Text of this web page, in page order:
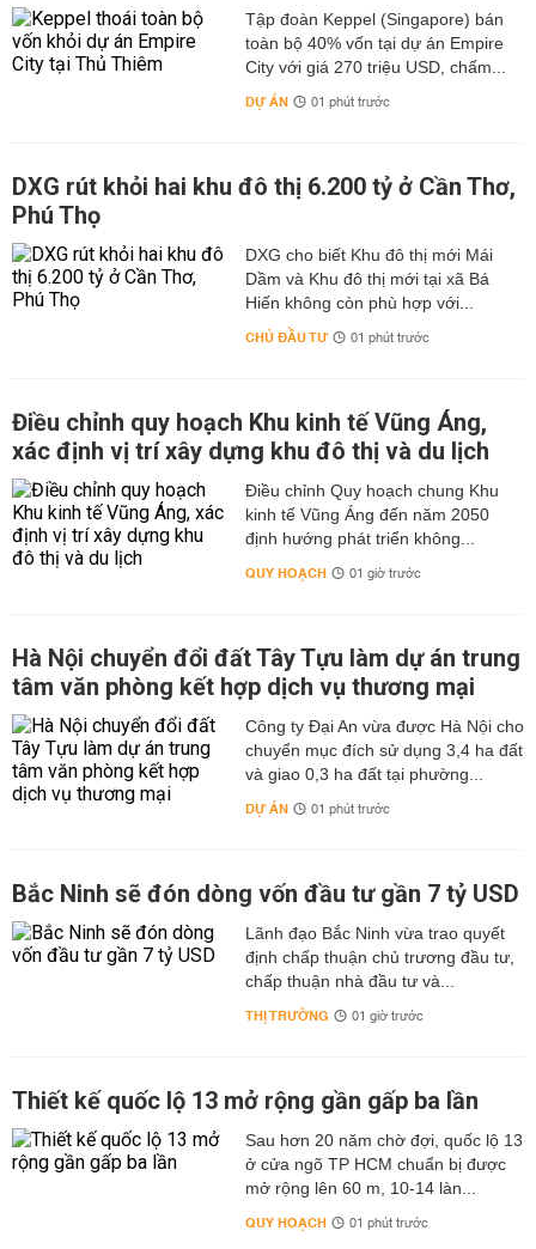
Tập đoàn Keppel (Singapore) bán
toàn bộ 40% vốn tại dự án Empire
City với giá 270 triệu USD, chấm...
DỰ ÁN 01 phút trước
DXG rút khỏi hai khu đô thị 6.200 tỷ ở Cần Thơ,
Phú Thọ
DXG cho biết Khu đô thị mới Mái
Dầm và Khu đô thị mới tại xã Bá
Hiến không còn phù hợp với...
CHỦ ĐẦU TƯ 01 phút trước
Điều chỉnh quy hoạch Khu kinh tế Vũng Áng,
xác định vị trí xây dựng khu đô thị và du lịch
Điều chỉnh Quy hoạch chung Khu
kinh tế Vũng Áng đến năm 2050
định hướng phát triển không...
QUY HOẠCH 01 giờ trước
Hà Nội chuyển đổi đất Tây Tựu làm dự án trung
tâm văn phòng kết hợp dịch vụ thương mại
Công ty Đại An vừa được Hà Nội cho
chuyển mục đích sử dụng 3,4 ha đất
và giao 0,3 ha đất tại phường...
DỰ ÁN 01 phút trước
Bắc Ninh sẽ đón dòng vốn đầu tư gần 7 tỷ USD
Lãnh đạo Bắc Ninh vừa trao quyết
định chấp thuận chủ trương đầu tư,
chấp thuận nhà đầu tư và...
THỊ TRƯỜNG 01 giờ trước
Thiết kế quốc lộ 13 mở rộng gần gấp ba lần
Sau hơn 20 năm chờ đợi, quốc lộ 13
ở cửa ngõ TP HCM chuẩn bị được
mở rộng lên 60 m, 10-14 làn...
QUY HOẠCH 01 phút trước